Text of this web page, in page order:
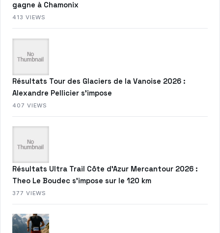
gagne à Chamonix
413 VIEWS
Résultats Tour des Glaciers de la Vanoise 2026 :
Alexandre Pellicier s’impose
407 VIEWS
Résultats Ultra Trail Côte d’Azur Mercantour 2026 :
Theo Le Boudec s’impose sur le 120 km
377 VIEWS